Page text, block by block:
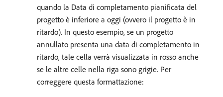
quando la Data di completamento pianificata del
progetto è inferiore a oggi (ovvero il progetto è in
ritardo). In questo esempio, se un progetto
annullato presenta una data di completamento in
ritardo, tale cella verrà visualizzata in rosso anche
se le altre celle nella riga sono grigie. Per
correggere questa formattazione: